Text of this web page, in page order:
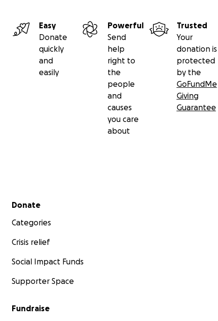
Easy
Donate
quickly
and
easily
Powerful
Send
help
right to
the
people
and
causes
you care
about
Trusted
Your
donation is
protected
by the
GoFundMe
Giving
Guarantee
Secondary menu
Donate
Categories
Crisis relief
Social Impact Funds
Supporter Space
Fundraise